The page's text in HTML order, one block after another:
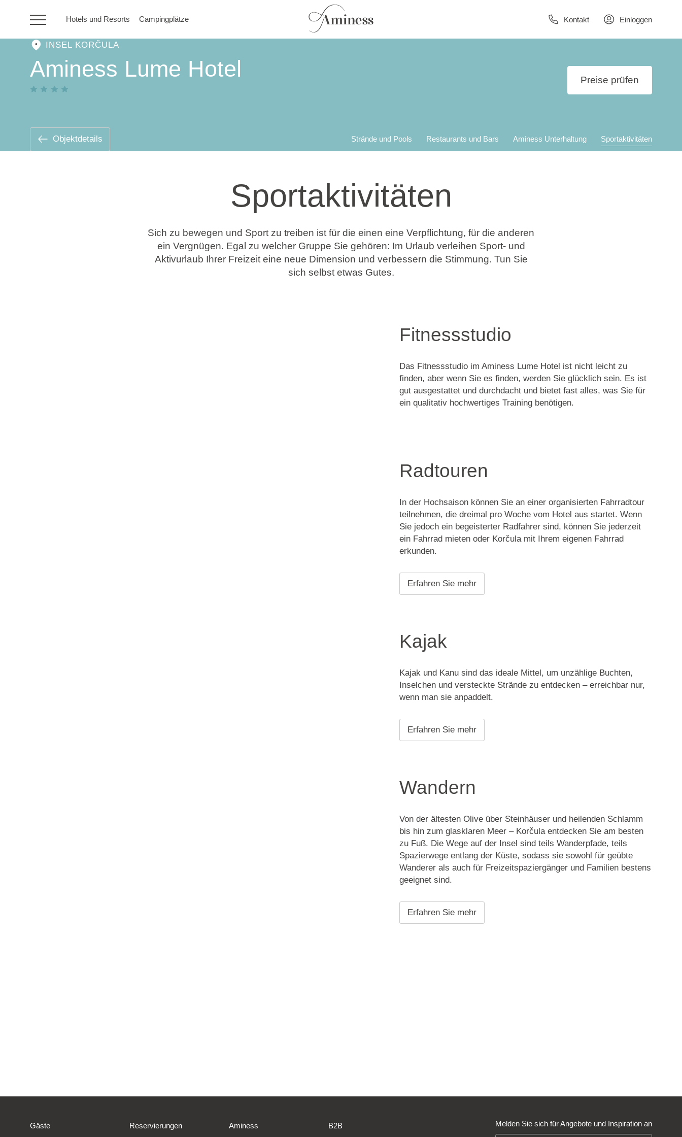
Hotels und Resorts Campingplätze Kontakt Einloggen
Campingplätze
INSEL KORČULA
Aminess Lume Hotel Preise prüfen
Objektdetails Strände und Pools Restaurants und Bars Aminess Unterhaltung Sportaktivitäten
Sportaktivitäten
Sich zu bewegen und Sport zu treiben ist für die einen eine Verpflichtung, für die anderen
ein Vergnügen. Egal zu welcher Gruppe Sie gehören: Im Urlaub verleihen Sport- und
Aktivurlaub Ihrer Freizeit eine neue Dimension und verbessern die Stimmung. Tun Sie
sich selbst etwas Gutes.
Fitnessstudio
Das Fitnessstudio im Aminess Lume Hotel ist nicht leicht zu
finden, aber wenn Sie es finden, werden Sie glücklich sein. Es ist
gut ausgestattet und durchdacht und bietet fast alles, was Sie für
ein qualitativ hochwertiges Training benötigen.
Radtouren
In der Hochsaison können Sie an einer organisierten Fahrradtour
teilnehmen, die dreimal pro Woche vom Hotel aus startet. Wenn
Sie jedoch ein begeisterter Radfahrer sind, können Sie jederzeit
ein Fahrrad mieten oder Korčula mit Ihrem eigenen Fahrrad
erkunden.
Erfahren Sie mehr
Kajak
Kajak und Kanu sind das ideale Mittel, um unzählige Buchten,
Inselchen und versteckte Strände zu entdecken – erreichbar nur,
wenn man sie anpaddelt.
Erfahren Sie mehr
Wandern
Von der ältesten Olive über Steinhäuser und heilenden Schlamm
bis hin zum glasklaren Meer – Korčula entdecken Sie am besten
zu Fuß. Die Wege auf der Insel sind teils Wanderpfade, teils
Spazierwege entlang der Küste, sodass sie sowohl für geübte
Wanderer als auch für Freizeitspaziergänger und Familien bestens
geeignet sind.
Erfahren Sie mehr
Gäste Reservierungen Aminess B2B Melden Sie sich für Angebote und Inspiration an